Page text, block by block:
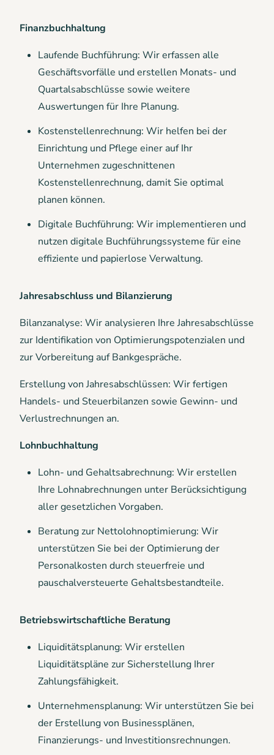
Finanzbuchhaltung
Laufende Buchführung: Wir erfassen alle
Geschäftsvorfälle und erstellen Monats- und
Quartalsabschlüsse sowie weitere
Auswertungen für Ihre Planung.
Kostenstellenrechnung: Wir helfen bei der
Einrichtung und Pflege einer auf Ihr
Unternehmen zugeschnittenen
Kostenstellenrechnung, damit Sie optimal
planen können.
Digitale Buchführung: Wir implementieren und
nutzen digitale Buchführungssysteme für eine
effiziente und papierlose Verwaltung.
Jahresabschluss und Bilanzierung
Bilanzanalyse: Wir analysieren Ihre Jahresabschlüsse
zur Identifikation von Optimierungspotenzialen und
zur Vorbereitung auf Bankgespräche.
Erstellung von Jahresabschlüssen: Wir fertigen
Handels- und Steuerbilanzen sowie Gewinn- und
Verlustrechnungen an.
Lohnbuchhaltung
Lohn- und Gehaltsabrechnung: Wir erstellen
Ihre Lohnabrechnungen unter Berücksichtigung
aller gesetzlichen Vorgaben.
Beratung zur Nettolohnoptimierung: Wir
unterstützen Sie bei der Optimierung der
Personalkosten durch steuerfreie und
pauschalversteuerte Gehaltsbestandteile.
Betriebswirtschaftliche Beratung
Liquiditätsplanung: Wir erstellen
Liquiditätspläne zur Sicherstellung Ihrer
Zahlungsfähigkeit.
Unternehmensplanung: Wir unterstützen Sie bei
der Erstellung von Businessplänen,
Finanzierungs- und Investitionsrechnungen.